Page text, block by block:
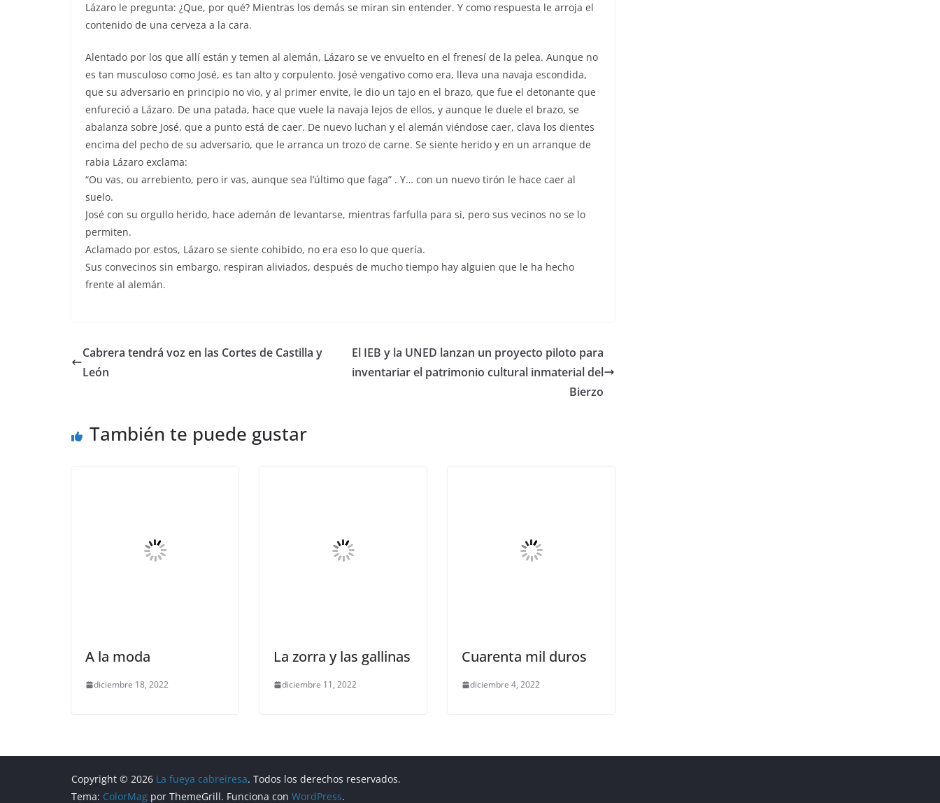
Lázaro le pregunta: ¿Que, por qué? Mientras los demás se miran sin entender. Y como respuesta le arroja el
contenido de una cerveza a la cara.
Alentado por los que allí están y temen al alemán, Lázaro se ve envuelto en el frenesí de la pelea. Aunque no
es tan musculoso como José, es tan alto y corpulento. José vengativo como era, lleva una navaja escondida,
que su adversario en principio no vio, y al primer envite, le dio un tajo en el brazo, que fue el detonante que
enfureció a Lázaro. De una patada, hace que vuele la navaja lejos de ellos, y aunque le duele el brazo, se
abalanza sobre José, que a punto está de caer. De nuevo luchan y el alemán viéndose caer, clava los dientes
encima del pecho de su adversario, que le arranca un trozo de carne. Se siente herido y en un arranque de
rabia Lázaro exclama:
“Ou vas, ou arrebiento, pero ir vas, aunque sea l’último que faga” . Y… con un nuevo tirón le hace caer al
suelo.
José con su orgullo herido, hace ademán de levantarse, mientras farfulla para si, pero sus vecinos no se lo
permiten.
Aclamado por estos, Lázaro se siente cohibido, no era eso lo que quería.
Sus convecinos sin embargo, respiran aliviados, después de mucho tiempo hay alguien que le ha hecho
frente al alemán.
Cabrera tendrá voz en las Cortes de Castilla y
León
El IEB y la UNED lanzan un proyecto piloto para
inventariar el patrimonio cultural inmaterial del
Bierzo
También te puede gustar
A la moda
diciembre 18, 2022
La zorra y las gallinas
diciembre 11, 2022
Cuarenta mil duros
diciembre 4, 2022
Copyright © 2026 La fueya cabreiresa. Todos los derechos reservados.
Tema: ColorMag por ThemeGrill. Funciona con WordPress.